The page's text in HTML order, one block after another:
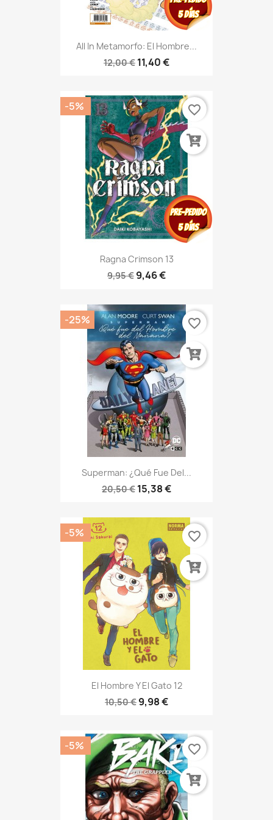
All In Metamorfo: El Hombre...
12,00 € 11,40 €
Ragna Crimson 13
9,95 € 9,46 €
-5% favorite_border
Superman: ¿Qué Fue Del...
20,50 € 15,38 €
-25% favorite_border
El Hombre Y El Gato 12
10,50 € 9,98 €
-5% favorite_border
-5% favorite_border